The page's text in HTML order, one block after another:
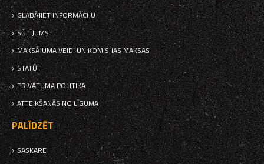
GLABĀJIET INFORMĀCIJU
SŪTĪJUMS
MAKSĀJUMA VEIDI UN KOMISIJAS MAKSAS
STATŪTI
PRIVĀTUMA POLITIKA
ATTEIKŠANĀS NO LĪGUMA
PALĪDZĒT
SASKARE